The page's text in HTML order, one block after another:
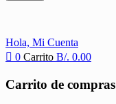
Hola, Mi Cuenta
0 Carrito B/. 0.00
Carrito de compras